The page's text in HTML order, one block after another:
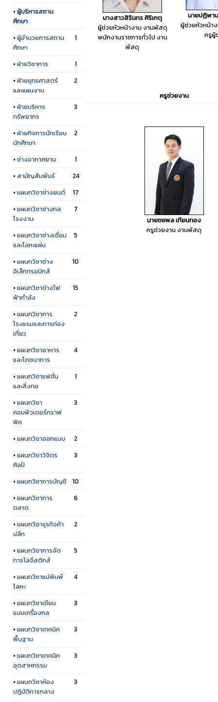
• ผู้บริหารสถาน
ศึกษา
• ผู้อำนวยการสถาน
ศึกษา
1
• ฝ่ายวิชาการ
1
• ฝ่ายยุทธศาสตร์
และแผนงาน
2
• ฝ่ายบริหาร
ทรัพยากร
3
• ฝ่ายกิจการนักเรียน
นักศึกษา
2
• ช่างอากาศยาน
1
• สามัญสัมพันธ์
24
• แผนกวิชาช่างยนต์
17
• แผนกวิชาช่างกล
โรงงาน
7
• แผนกวิชาช่างเชื่อม
และโลหะแผ่น
5
• แผนกวิชาช่าง
อิเล็กทรอนิกส์
10
• แผนกวิชาช่างไฟ
ฟ้ากำลัง
15
• แผนกวิชาการ
โรงแรมและการท่อง
เที่ยว
2
• แผนกวิชาอาหาร
และโภชนาการ
4
• แผนกวิชาแฟชั่น
และสิ่งทอ
1
• แผนกวิชา
คอมพิวเตอร์กราฟ
ฟิค
3
• แผนกวิชาออกแบบ
2
• แผนกวิชาวิจิตร
ศิลป์
3
• แผนกวิชาการบัญชี 10
• แผนกวิชาการ
ตลาด
6
• แผนกวิชาธุรกิจค้า
ปลีก
2
• แผนกวิชาการจัด
การโลจีสติกส์
5
• แผนกวิชาแม่พิมพ์
โลหะ
4
• แผนกวิชาเขียน
แบบเครื่องกล
3
• แผนกวิชาเทคนิค
พื้นฐาน
3
• แผนกวิชาเทคนิค
อุตสาหกรรม
3
• แผนกวิชาห้อง
ปฏิบัติการกลาง
3
นางสาวสิรินทร ศิริเกตุ
ผู้ช่วยหัวหน้างาน งานพัสดุ
พนักงานราชการทั่วไป งาน
พัสดุ
นายปฏิพา
ผู้ช่วยหัวหน้า
ครูผู้
ครูช่วยงาน
นายชยพล เทียนทอง
ครูช่วยงาน งานพัสดุ